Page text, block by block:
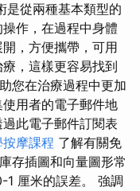
是從兩種基本類型的
作，在過程中身體
，方便攜帶，可用
，這樣更容易找到
您在治療過程中更加
用者的電子郵件地
此電子郵件訂閱表
按摩課程 了解有關免
存插圖和向量圖形常
1 厘米的誤差。 強調